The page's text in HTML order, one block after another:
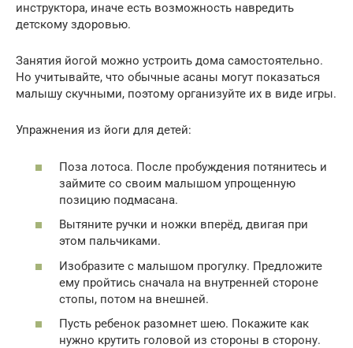
инструктора, иначе есть возможность навредить
детскому здоровью.
Занятия йогой можно устроить дома самостоятельно.
Но учитывайте, что обычные асаны могут показаться
малышу скучными, поэтому организуйте их в виде игры.
Упражнения из йоги для детей:
Поза лотоса. После пробуждения потянитесь и
займите со своим малышом упрощенную
позицию подмасана.
Вытяните ручки и ножки вперёд, двигая при
этом пальчиками.
Изобразите с малышом прогулку. Предложите
ему пройтись сначала на внутренней стороне
стопы, потом на внешней.
Пусть ребенок разомнет шею. Покажите как
нужно крутить головой из стороны в сторону.